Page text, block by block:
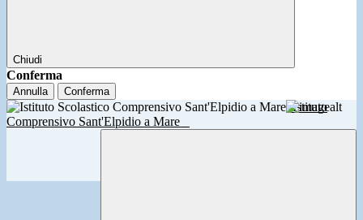
Chiudi
Conferma
Annulla Conferma
Istituto
Comprensivo Sant'Elpidio a Mare